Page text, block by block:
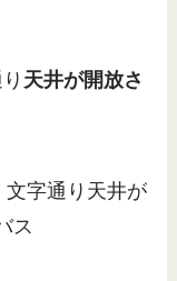
天井が開放さ